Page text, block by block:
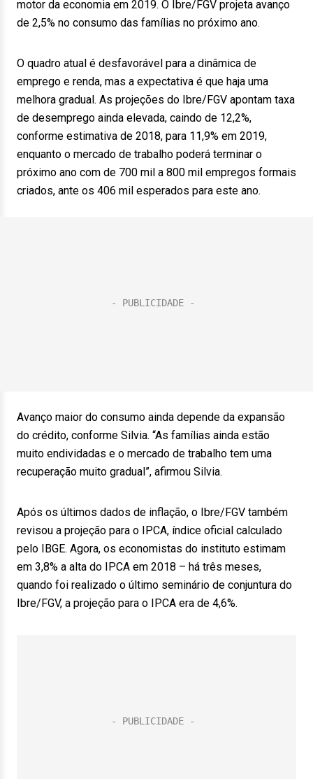
motor da economia em 2019. O Ibre/FGV projeta avanço
de 2,5% no consumo das famílias no próximo ano.
O quadro atual é desfavorável para a dinâmica de
emprego e renda, mas a expectativa é que haja uma
melhora gradual. As projeções do Ibre/FGV apontam taxa
de desemprego ainda elevada, caindo de 12,2%,
conforme estimativa de 2018, para 11,9% em 2019,
enquanto o mercado de trabalho poderá terminar o
próximo ano com de 700 mil a 800 mil empregos formais
criados, ante os 406 mil esperados para este ano.
Avanço maior do consumo ainda depende da expansão
do crédito, conforme Silvia. “As famílias ainda estão
muito endividadas e o mercado de trabalho tem uma
recuperação muito gradual”, afirmou Silvia.
Após os últimos dados de inflação, o Ibre/FGV também
revisou a projeção para o IPCA, índice oficial calculado
pelo IBGE. Agora, os economistas do instituto estimam
em 3,8% a alta do IPCA em 2018 – há três meses,
quando foi realizado o último seminário de conjuntura do
Ibre/FGV, a projeção para o IPCA era de 4,6%.